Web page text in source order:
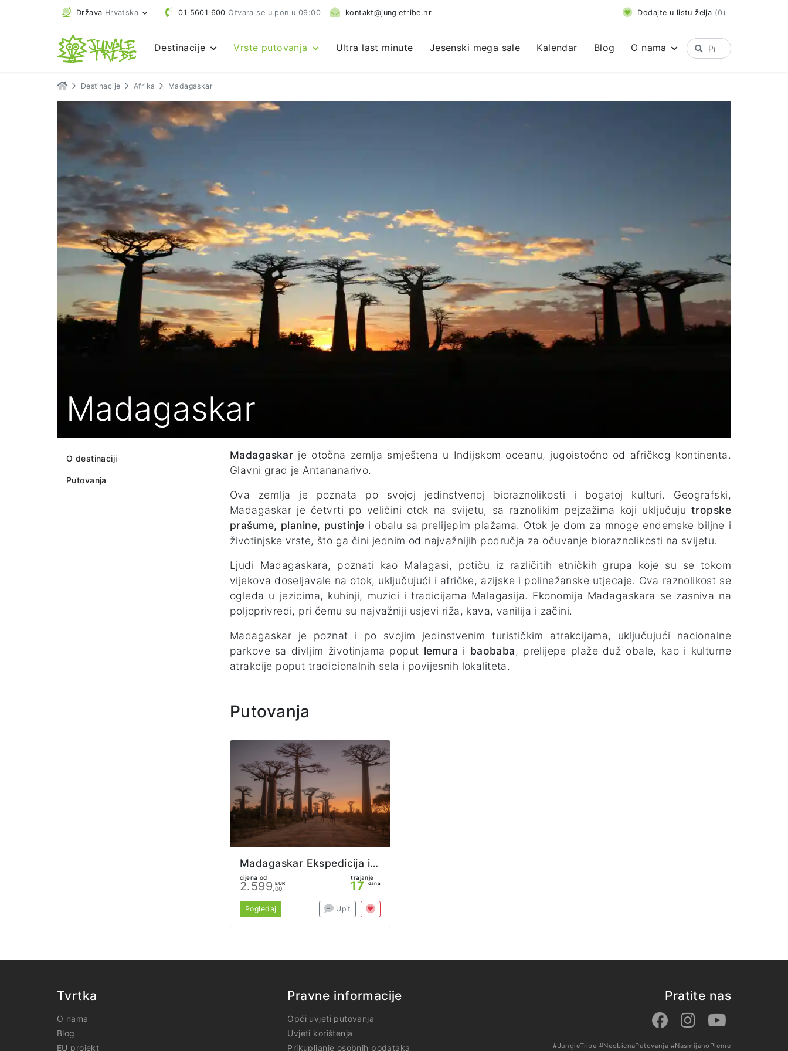
Država Hrvatska 01 5601 600 Otvara se u pon u 09:00 kontakt@jungletribe.hr Dodajte u listu želja (0)
Destinacije Vrste putovanja Ultra last minute Jesenski mega sale Kalendar Blog O nama
Destinacije Afrika Madagaskar
Madagaskar
Madagaskar je otočna zemlja smještena u Indijskom oceanu, jugoistočno od afričkog kontinenta.
Glavni grad je Antananarivo.
Ova zemlja je poznata po svojoj jedinstvenoj bioraznolikosti i bogatoj kulturi. Geografski,
Madagaskar je četvrti po veličini otok na svijetu, sa raznolikim pejzažima koji uključujutropske
prašume, planine, pustinje i obalu sa prelijepim plažama. Otok je dom za mnoge endemske biljne i
životinjske vrste, što ga čini jednim od najvažnijih područja za očuvanje bioraznolikosti na svijetu.
Ljudi Madagaskara, poznati kao Malagasi, potiču iz različitih etničkih grupa koje su se tokom
vijekova doseljavale na otok, uključujući i afričke, azijske i polinežanske utjecaje. Ova raznolikost se
ogleda u jezicima, kuhinji, muzici i tradicijama Malagasija. Ekonomija Madagaskara se zasniva na
poljoprivredi, pri čemu su najvažniji usjevi riža, kava, vanilija i začini.
Madagaskar je poznat i po svojim jedinstvenim turističkim atrakcijama, uključujući nacionalne
parkove sa divljim životinjama poput lemura i baobaba, prelijepe plaže duž obale, kao i kulturne
atrakcije poput tradicionalnih sela i povijesnih lokaliteta.
Putovanja
Madagaskar Ekspedicija iz Beograda
cijena od
2.599 EUR
,00
trajanje
17 dana
Pogledaj Upit
O destinaciji
Putovanja
Tvrtka
O nama
Blog
EU projekt
Pravne informacije
Opći uvjeti putovanja
Uvjeti korištenja
Prikupljanje osobnih podataka
Pratite nas
#JungleTribe #NeobicnaPutovanja #NasmijanoPleme